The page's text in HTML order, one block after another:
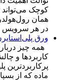
کوچک می‌تواند
همان
در هر
ورق‌
همه چیز
ماده که از